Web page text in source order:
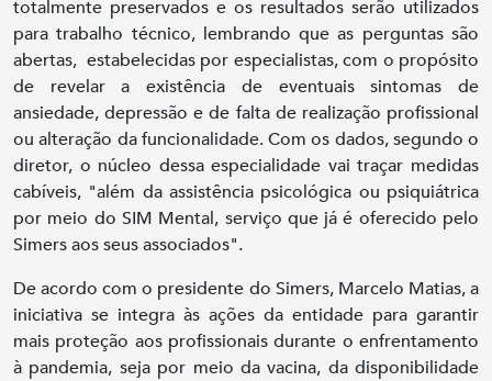
totalmente preservados e os resultados serão utilizados
para trabalho técnico, lembrando que as perguntas são
abertas, estabelecidas por especialistas, com o propósito
de revelar a existência de eventuais sintomas de
ansiedade, depressão e de falta de realização profissional
ou alteração da funcionalidade. Com os dados, segundo o
diretor, o núcleo dessa especialidade vai traçar medidas
cabíveis, "além da assistência psicológica ou psiquiátrica
por meio do SIM Mental, serviço que já é oferecido pelo
Simers aos seus associados".
De acordo com o presidente do Simers, Marcelo Matias, a
iniciativa se integra às ações da entidade para garantir
mais proteção aos profissionais durante o enfrentamento
à pandemia, seja por meio da vacina, da disponibilidade